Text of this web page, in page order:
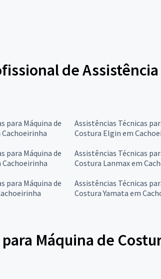
de
para Máquina de
Assistências Técnicas
Costura Elgin em
para Máquina de
Assistências Técnicas
Costura Lanmax em
para Máquina de
Assistências Técnicas
Costura Yamata em
Máquina de